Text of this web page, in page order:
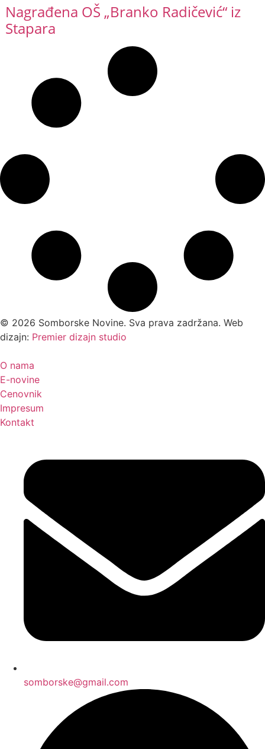
Nagrađena OŠ „Branko Radičević“ iz
Stapara
© 2026 Somborske Novine. Sva prava zadržana. Web
dizajn: Premier dizajn studio
O nama
E-novine
Cenovnik
Impresum
Kontakt
somborske@gmail.com